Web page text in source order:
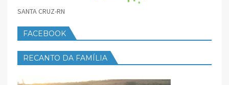
SANTA CRUZ-RN
FACEBOOK
RECANTO DA FAMÍLIA